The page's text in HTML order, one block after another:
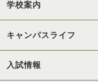
学校案内
キャンパスライフ
入試情報